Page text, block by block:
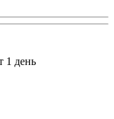
1 день